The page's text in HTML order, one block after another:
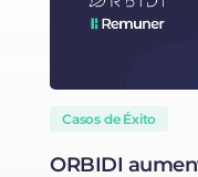
Casos de Éxito
ORBIDI